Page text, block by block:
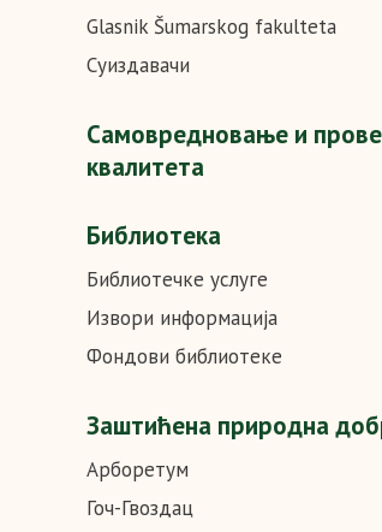
Glasnik Šumarskog fakulteta
Суиздавачи
Самовредновање и
квалитета
Библиотека
Библиотечке услуге
Извори информација
Фондови библиотеке
Заштићена природна
Арборетум
Гоч-Гвоздац